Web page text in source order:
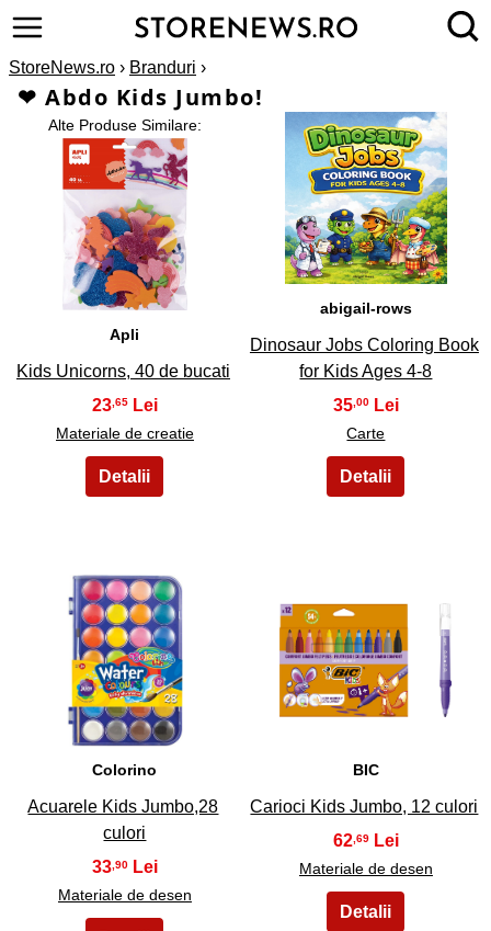
StoreNews.ro › Branduri ›
❤ Abdo Kids Jumbo!
Alte Produse Similare:
1
Apli
Kids Unicorns, 40 de bucati
23,65
Materiale de creatie
2
abigail-rows
Dinosaur Jobs Coloring Book
for Kids Ages 4-8
35,00
Carte
3
Colorino
Acuarele Kids Jumbo,28
culori
33 ,90
Materiale de desen
4
BIC
Carioci Kids Jumbo, 12 culori
62 ,69
Materiale de desen